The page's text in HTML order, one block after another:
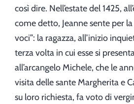
così dire. Nell’estate del 1425,
come detto, Jeanne sente per
voci”: la ragazza, all’inizio
terza volta in cui esse si
all’arcangelo Michele, che le
visita delle sante Margherita e
su loro richiesta, fa voto di